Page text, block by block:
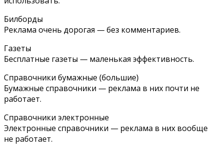
Билборды
Реклама очень дорогая — без комментариев.
Газеты
Бесплатные газеты — маленькая эффективность.
Справочники бумажные (большие)
Бумажные справочники — реклама в них почти не
работает.
Справочники электронные
Электронные справочники — реклама в них вообще
не работает.